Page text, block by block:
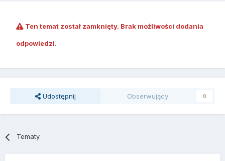
Ten temat został zamknięty. Brak możliwości dodania
odpowiedzi.
Udostępnij Obserwujący 0
Tematy